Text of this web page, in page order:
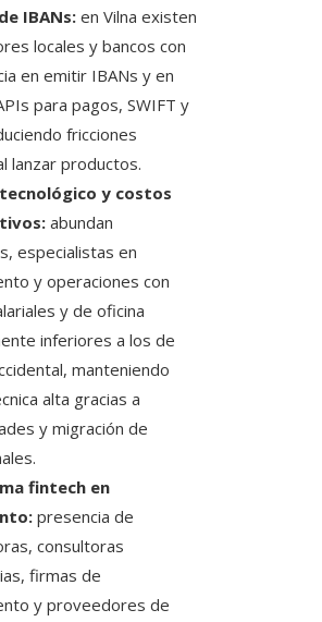
IBANs: en Vilna existen
locales y bancos con
en emitir IBANs y en
para pagos, SWIFT y
fricciones
lanzar productos.
y costos
abundan
especialistas en
y operaciones con
y de oficina
inferiores a los de
manteniendo
alta gracias a
y migración de
fintech en
presencia de
consultoras
firmas de
y proveedores de